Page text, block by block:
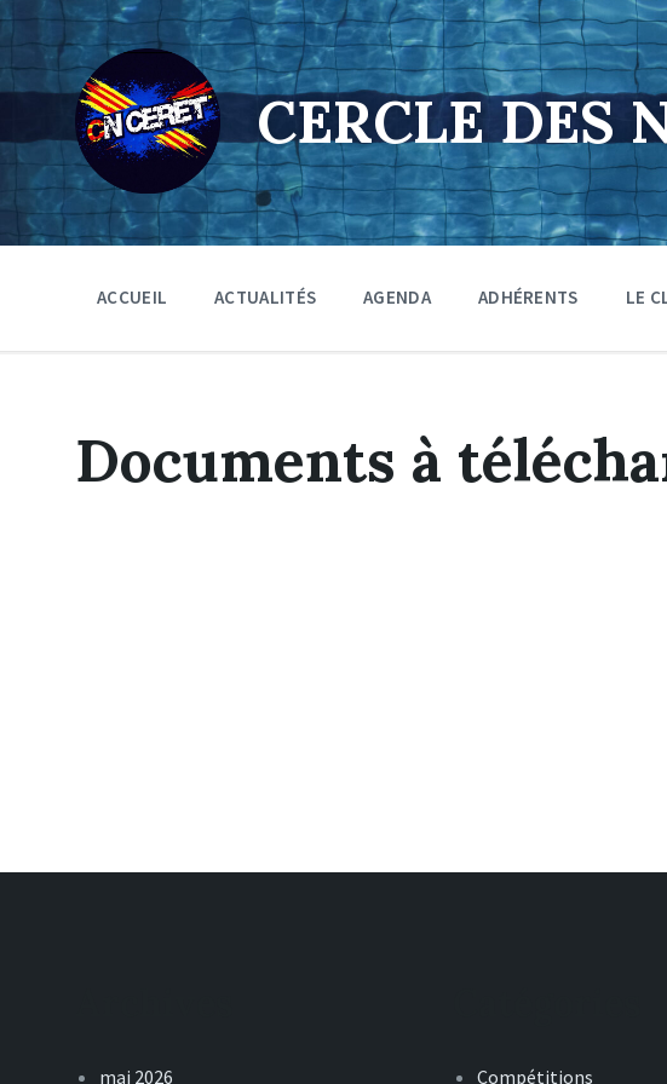
to
content
to
navigation
to
footer
CERCLE DES
ACCUEIL ACTUALITÉS AGENDA ADHÉRENTS LE
Documents à
mai 2026 Compétitions